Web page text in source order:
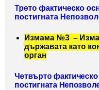
Трето фактическо
постигната
Измама №3 –
държавата като
орган
Четвърто
постигната